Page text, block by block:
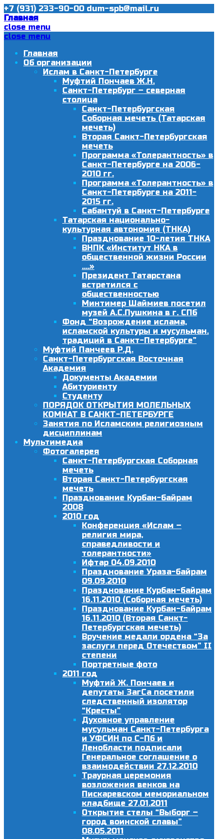
+7 (931) 233-90-00 dum-spb@mail.ru
Главная
close menu
close menu
Главная
Об организации
Ислам в Санкт-Петербурге
Муфтий Пончаев Ж.Н.
Санкт-Петербург – северная
столица
Санкт-Петербургская
Соборная мечеть (Татарская
мечеть)
Вторая Санкт-Петербургская
мечеть
Программа «Толерантность» в
Санкт-Петербурге на 2006-
2010 гг.
Программа «Толерантность» в
Санкт-Петербурге на 2011-
2015 гг.
Сабантуй в Санкт-Петербурге
Татарская национально-
культурная автономия (ТНКА)
Празднование 10-летия ТНКА
ВНПК «Институт НКА в
общественной жизни России
….»
Президент Татарстана
встретился с
общественностью
Минтимер Шаймиев посетил
музей А.С.Пушкина в г. СПб
Фонд “Возрождение ислама,
исламской культуры и мусульман.
традиций в Санкт-Петербурге”
Муфтий Панчеев Р.Д.
Санкт-Петербургская Восточная
Академия
Документы Академии
Абитуриенту
Студенту
ПОРЯДОК ОТКРЫТИЯ МОЛЕЛЬНЫХ
КОМНАТ В САНКТ-ПЕТЕРБУРГЕ
Занятия по Исламским религиозным
дисциплинам
Мультимедиа
Фотогалерея
Санкт-Петербургская Соборная
мечеть
Вторая Санкт-Петербургская
мечеть
Празднование Курбан-байрам
2008
2010 год
Конференция «Ислам –
религия мира,
справедливости и
толерантности»
Ифтар 04.09.2010
Празднование Ураза-байрам
09.09.2010
Празднование Курбан-байрам
16.11.2010 (Соборная мечеть)
Празднование Курбан-байрам
16.11.2010 (Вторая Санкт-
Петербургская мечеть)
Вручение медали ордена “За
заслуги перед Отечеством” II
степени
Портретные фото
2011 год
Муфтий Ж. Пончаев и
депутаты ЗагСа посетили
следственный изолятор
“Кресты”
Духовное управление
мусульман Санкт-Петербурга
и УФСИН по С-Пб и
Ленобласти подписали
Генеральное соглашение о
взаимодействии 27.12.2010
Траурная церемония
возложения венков на
Пискаревском мемориальном
кладбище 27.01.2011
Открытие стелы “Выборг –
город воинской славы”
08.05.2011